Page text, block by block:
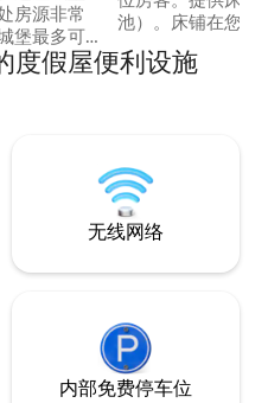
房源非常
堡最多可
要乡村宁
图片，请
池）。床铺在您抵
Grange为您提供
与房东共用的露台
度假屋便利设施
无线网络
内部免费停车位